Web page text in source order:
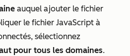
auquel ajouter le fichier
le fichier JavaScript à
sélectionnez
pour tous les domaines.